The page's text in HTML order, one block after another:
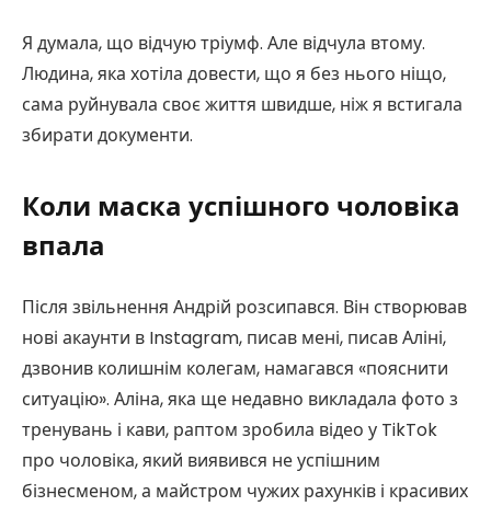
Я думала, що відчую тріумф. Але відчула втому.
Людина, яка хотіла довести, що я без нього ніщо,
сама руйнувала своє життя швидше, ніж я встигала
збирати документи.
Коли маска успішного чоловіка
впала
Після звільнення Андрій розсипався. Він створював
нові акаунти в Instagram, писав мені, писав Аліні,
дзвонив колишнім колегам, намагався «пояснити
ситуацію». Аліна, яка ще недавно викладала фото з
тренувань і кави, раптом зробила відео у TikTok
про чоловіка, який виявився не успішним
бізнесменом, а майстром чужих рахунків і красивих